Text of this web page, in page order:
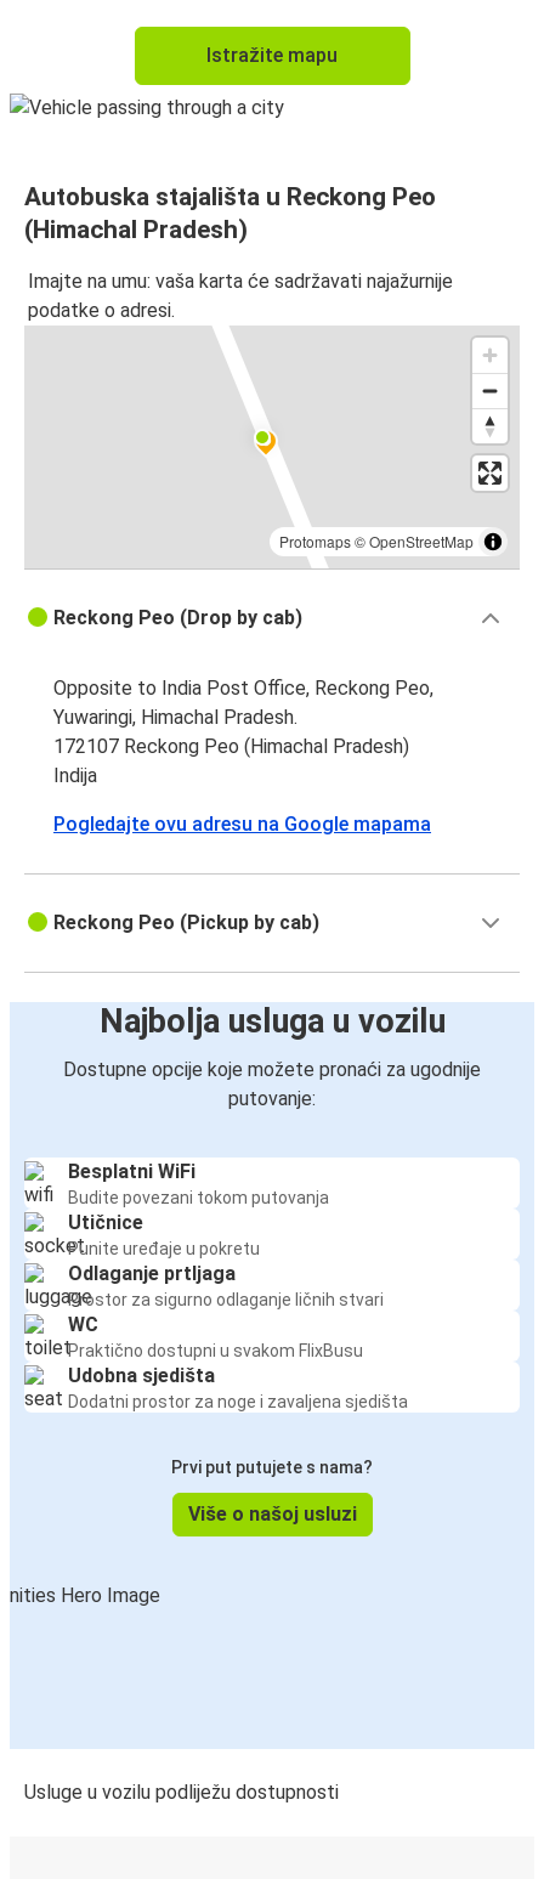
Istražite mapu
Autobuska stajališta u Reckong Peo
(Himachal Pradesh)
Imajte na umu: vaša karta će sadržavati najažurnije
podatke o adresi.
Protomaps©OpenStreetMap
Reckong Peo (Drop by cab)
Opposite to India Post Office, Reckong Peo,
Yuwaringi, Himachal Pradesh.
172107 Reckong Peo (Himachal Pradesh)
Indija
Pogledajte ovu adresu na Google mapama
Reckong Peo (Pickup by cab)
Najbolja usluga u vozilu
Dostupne opcije koje možete pronaći za ugodnije
putovanje:
Besplatni WiFi
Budite povezani tokom putovanja
Utičnice
Punite uređaje u pokretu
Odlaganje prtljaga
Prostor za sigurno odlaganje ličnih stvari
WC
Praktično dostupni u svakom FlixBusu
Udobna sjedišta
Dodatni prostor za noge i zavaljena sjedišta
Prvi put putujete s nama?
Više o našoj usluzi
Usluge u vozilu podliježu dostupnosti